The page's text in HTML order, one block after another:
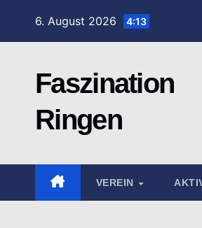
6. August 2026 4:13
Faszination
Ringen
VEREIN